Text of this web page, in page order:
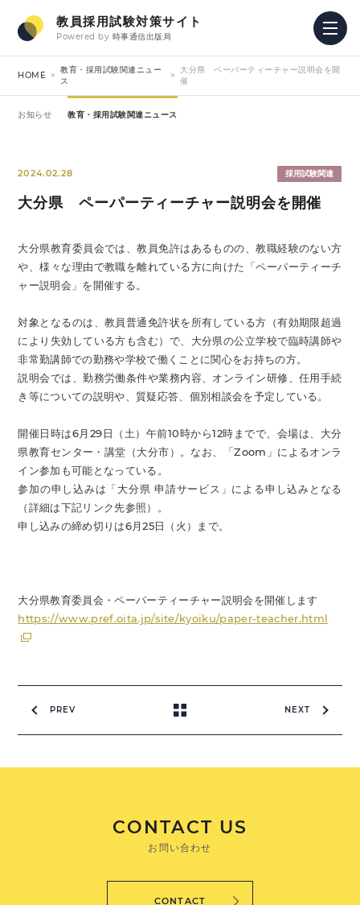
教員採用試験対策サイト
Powered by 時事通信出版局
HOME
教育・採用試験関連ニュー
ス
大分県 ペーパーティーチャー説明会を開
催
お知らせ 教育・採用試験関連ニュース
2024.02.28 採用試験関連
大分県 ペーパーティーチャー説明会を開催
大分県教育委員会では、教員免許はあるものの、教職経験のない方
や、様々な理由で教職を離れている方に向けた「ペーパーティーチ
ャー説明会」を開催する。
対象となるのは、教員普通免許状を所有している方（有効期限超過
により失効している方も含む）で、大分県の公立学校で臨時講師や
非常勤講師での勤務や学校で働くことに関心をお持ちの方。
説明会では、勤務労働条件や業務内容、オンライン研修、任用手続
き等についての説明や、質疑応答、個別相談会を予定している。
開催日時は6月29日（土）午前10時から12時までで、会場は、大分
県教育センター・講堂（大分市）。なお、「Zoom」によるオンラ
イン参加も可能となっている。
参加の申し込みは「大分県 申請サービス」による申し込みとなる
（詳細は下記リンク先参照）。
申し込みの締め切りは6月25日（火）まで。
大分県教育委員会・ペーパーティーチャー説明会を開催します
https://www.pref.oita.jp/site/kyoiku/paper-teacher.html
PREV NEXT
CONTACT US
お問い合わせ
CONTACT